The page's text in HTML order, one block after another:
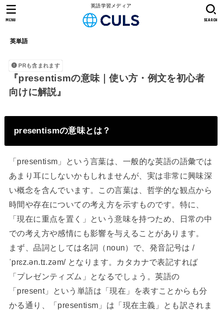
英語学習メディア
英単語
SEARCH
MENU
PRも含まれます
『presentismの意味｜使い方・例文を初心者
向けに解説』
presentismの意味とは？
「presentism」という言葉は、一般的な英語の語彙では
あまり耳にしないかもしれませんが、実は非常に興味深
い概念を含んでいます。この言葉は、哲学的な観点から
時間や存在についての考え方を示すものです。特に、
「現在に重点を置く」という意味を持つため、日常の中
での考え方や感情にも影響を与えることがあります。
まず、品詞としては名詞（noun）で、発音記号は /
ˈprɛz.ən.tɪ.zəm/ となります。カタカナで表記すれば
「プレゼンティズム」となるでしょう。英語の
「present」という単語は「現在」を表すことからも分
かる通り、「presentism」は「現在主義」とも訳されま